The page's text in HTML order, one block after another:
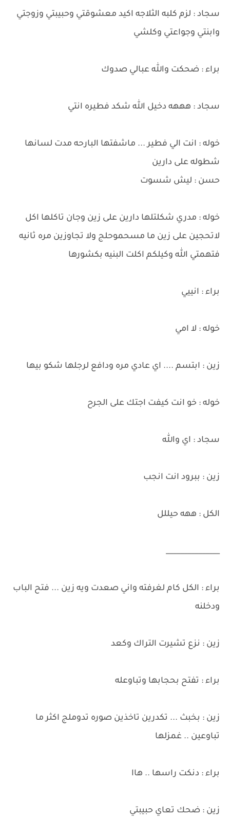
سجاد : لزم كلبه الثلاجه اكيد معشوقتي وحبيبتي وزوجتي
وابنتي وجواعتي وكلشي
براء : ضحكت والله عبالي صدوك
سجاد : هههه دخيل الله شكد فطيره انتي
خوله : انت الي فطير ... ماشفتها البارحه مدت لسانها
شطوله على دارين
حسن : ليش شسوت
خوله : مدري شكلتلها دارين على زين وجان تاكلها اكل
لاتحجين على زين ما مسحموحلج ولا تجاوزين مره ثانيه
فتهمتي الله وكيلكم اكلت البنيه بكشورها
براء : انييي
خوله : لا امي
زين : ابتسم .... اي عادي مره ودافع لرجلها شكو بيها
خوله : خو انت كيفت اجتك على الجرح
سجاد : اي والله
زين : ببرود انت انجب
الكل : ههه حيللل
_______________
براء : الكل كام لغرفته واني صعدت ويه زين ... فتح الباب
ودخلنه
زين : نزع تشيرت التراك وكعد
براء : تفتح بحجابها وتباوعله
زين : بخبث ... تكدرين تاخذين صوره تدوملج اكثر ما
تباوعين .. غمزلها
براء : دنكت راسها .. هاا
زين : ضحك تعاي حبيبتي